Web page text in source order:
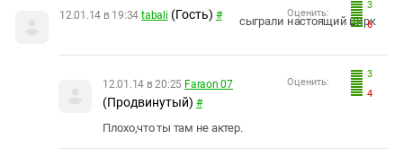
3
6
Оценить:
12.01.14 в 19:34 tabali (Гость) # сыграли настоящий цирк
3
4
Оценить:
12.01.14 в 20:25 Faraon 07
(Продвинутый) #
Плохо,что ты там не актер.